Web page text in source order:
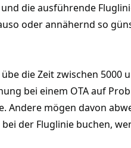
die ausführende
oder annähernd so
die Zeit zwischen 5000
bei einem OTA auf
mögen davon
der Fluglinie buchen,